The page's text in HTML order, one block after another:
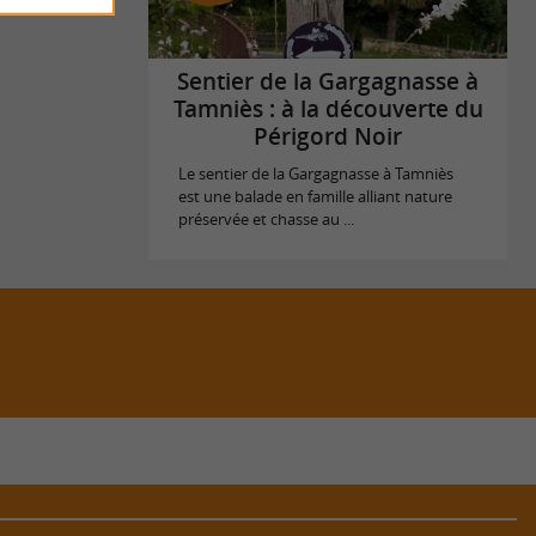
Sentier de la Gargagnasse à
Tamniès : à la découverte du
Périgord Noir
Le sentier de la Gargagnasse à Tamniès
est une balade en famille alliant nature
préservée et chasse au ...